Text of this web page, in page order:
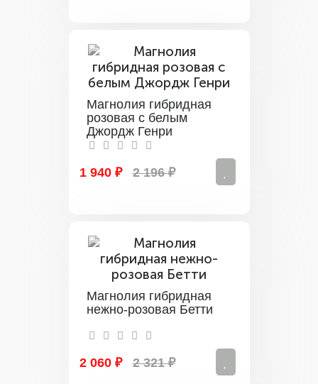
Магнолия гибридная
розовая с белым
Джордж Генри
1 940 ₽ 2 196 ₽
Магнолия гибридная
нежно-розовая Бетти
2 060 ₽ 2 321 ₽